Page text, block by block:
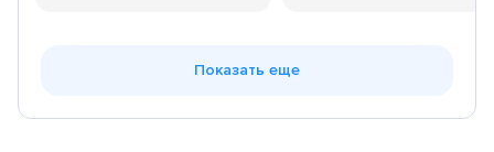
Показать еще